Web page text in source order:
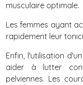
musculaire optimale.
Les femmes ayant
rapidement leur
Enfin, l'utilisation
aider à lutter
pelviennes. Les